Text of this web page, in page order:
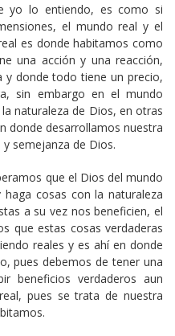
yo lo entiendo, es como si
el mundo real y el
es donde habitamos como
una acción y una reacción,
donde todo tiene un precio,
sin embargo en el mundo
naturaleza de Dios, en otras
donde desarrollamos nuestra
semejanza de Dios.
que el Dios del mundo
cosas con la naturaleza
a su vez nos beneficien, el
que estas cosas verdaderas
reales y es ahí en donde
pues debemos de tener una
beneficios verdaderos aun
pues se trata de nuestra